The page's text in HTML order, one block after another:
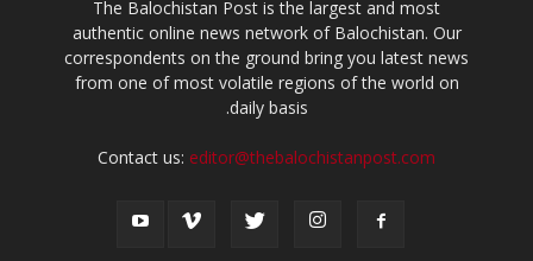
The Balochistan Post is the largest and most
authentic online news network of Balochistan. Our
correspondents on the ground bring you latest news
from one of most volatile regions of the world on
daily basis.
Contact us: editor@thebalochistanpost.com